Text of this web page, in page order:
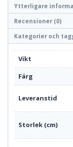
Ytterligare
Recensioner (0)
Kategorier och
Vikt
Färg
Leveranstid
Storlek (cm)